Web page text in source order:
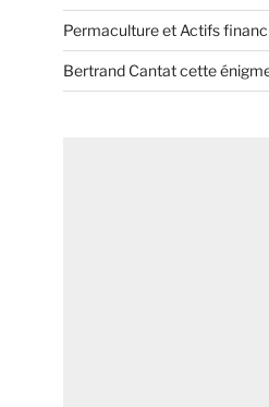
Permaculture et Actifs
Bertrand Cantat cette